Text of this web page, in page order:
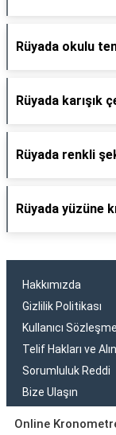
Rüyada okulu
Rüyada karışık
Rüyada renkli
Rüyada yüzüne
Hakkımızda
Gizlilik Politikası
Kullanıcı
Telif Hakları ve
Sorumluluk Reddi
Bize Ulaşın
Online